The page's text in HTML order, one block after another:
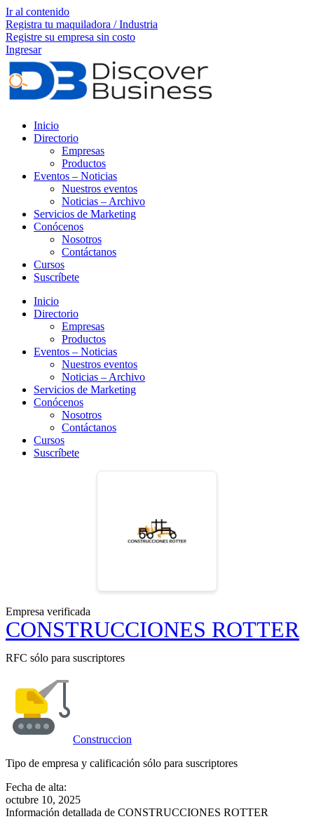
Ir al contenido
Registra tu maquiladora / Industria
Registre su empresa sin costo
Ingresar
Inicio
Directorio
Empresas
Productos
Eventos – Noticias
Nuestros eventos
Noticias – Archivo
Servicios de Marketing
Conócenos
Nosotros
Contáctanos
Cursos
Suscríbete
Inicio
Directorio
Empresas
Productos
Eventos – Noticias
Nuestros eventos
Noticias – Archivo
Servicios de Marketing
Conócenos
Nosotros
Contáctanos
Cursos
Suscríbete
Empresa verificada
CONSTRUCCIONES ROTTER
RFC sólo para suscriptores
Construccion
Tipo de empresa y calificación sólo para suscriptores
Fecha de alta:
octubre 10, 2025
Información detallada de CONSTRUCCIONES ROTTER